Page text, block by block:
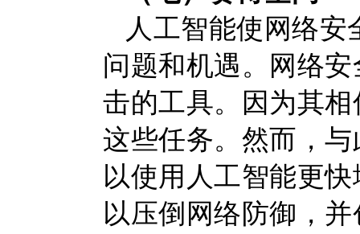
人工智能使网络
问题和机遇。网络
击的工具。因为其
这些任务。然而，
以使用人工智能更
以压倒网络防御，